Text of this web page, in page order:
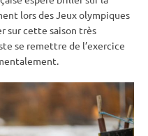
lors desJeux olympiques
sur cette saison très
se remettre de l’exercice